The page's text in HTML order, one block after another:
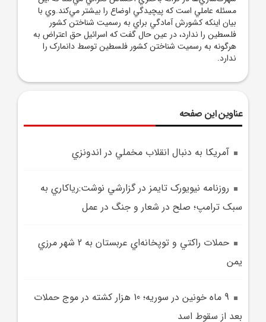
مسئله عاملي است که پيچيدگي اوضاع را بيشتر مي‌کند.وي با
بيان اينکه کشورش آمادگي براي به رسميت شناختن کشور
فلسطين را ندارد، در عين حال گفت که اسرائيل حق اعتراض به
هرگونه به رسميت شناختن کشور فلسطين توسط دانمارک را
ندارد.
عناوین این صفحه
آمريکا به دنبال انقلاب مخملي در اندونزي
روزنامه نيويورک‌ تايمز در گزارشي نوشت:رياکاري به
سبک ترامپ؛ صلح در شعار و جنگ در عمل
حملات راکتي و توپخانه‌اي عربستان به 2 شهر مرزي
يمن
9 ماه خونين در سوريه؛ 10 هزار کشته در موج حملات
بعد از سقوط اسد